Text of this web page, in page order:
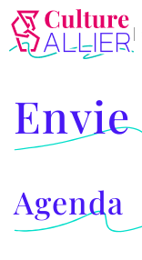
Accessibilité :
Agenda